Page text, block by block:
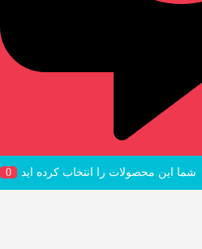
شما این محصولات را انتخاب کرده اید 0